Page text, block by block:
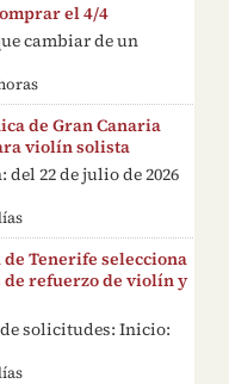
el 4/4
cambiar de un
de Gran Canaria
violín solista
22 de julio de 2026
Tenerife selecciona
refuerzo de violín y
solicitudes: Inicio: